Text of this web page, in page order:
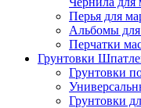
Перья для
Альбомы для
Перчатки
Грунтовки
Грунтовки
Грунтовки